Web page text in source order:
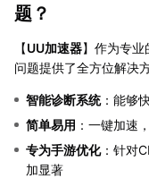
题？
【UU加速器】作为专
问题提供了全方位解决
智能诊断系统：能够
简单易用 ：一键加速
专为手游优化：针对
加显著